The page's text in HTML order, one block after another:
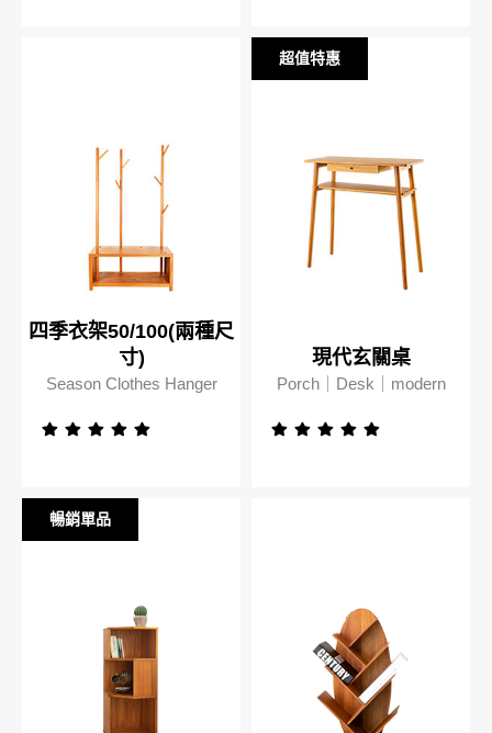
四季衣架50/100(兩種尺
寸)
Season Clothes Hanger
現代玄關桌
Porch｜Desk｜modern
超值特惠
超值特惠
暢銷單品
暢銷單品